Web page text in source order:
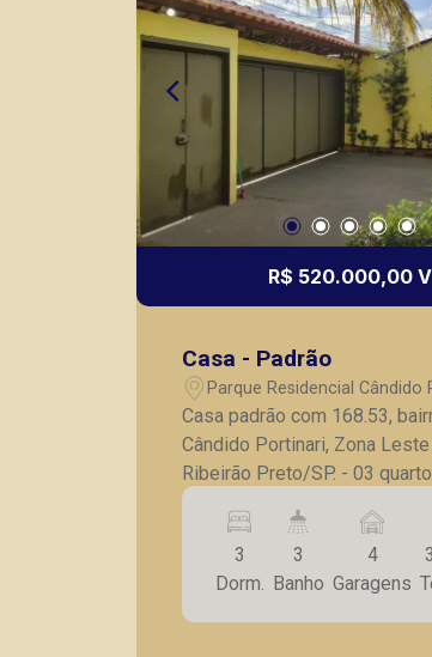
R$ 520.000,00 V
Casa - Padrão
Parque Residencial Cândido
Ribeirão Preto/SP
Casa padrão com 168.53,
Cândido Portinari, Zona
Ribeirão Preto/SP. - 03 quartos, sendo
01 suíte; - Banheiro social; - Sala para
02 ambientes; - Cozinha com
Despensa; - Varanda
churrasqueira e fogão a lenha;
- Amplo quintal; - 04 vagas
3
Dorm.
3
Banho
4
Garagens